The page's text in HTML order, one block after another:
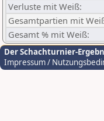
Verluste mit Weiß:
Gesamtpartien mit
Gesamt % mit Weiß:
Der Schachturnier-
Impressum /